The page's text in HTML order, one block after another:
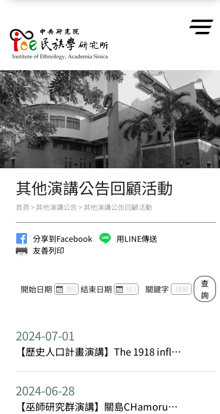
其他演講公告回顧活動
首頁 > 其他演講公告 > 其他演講公告回顧活動
分享到Facebook
用LINE傳送
友善列印
開始日期 結束日期 關鍵字
查
詢
2024-07-01
【歷史人口計畫演講】The 1918 influenza epidemic in China and East Asia（1918年全球流感在中國與東亞）
2024-06-28
【巫師研究群演講】關島CHamoru原住民傳統醫療的保存與延續